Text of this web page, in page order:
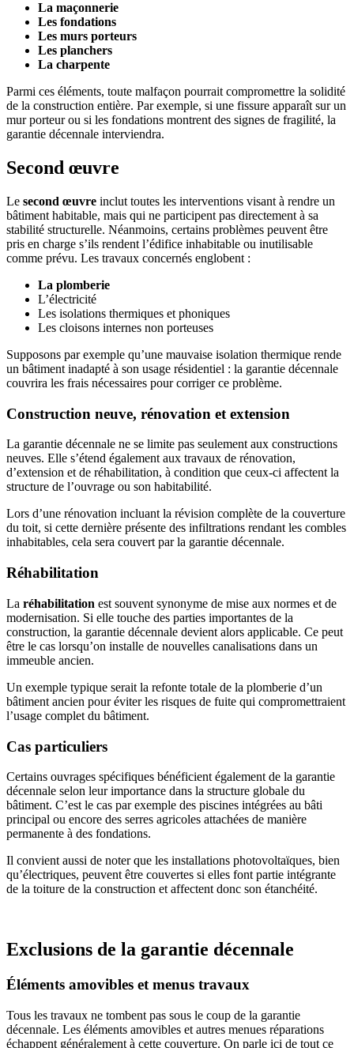
La maçonnerie
Les fondations
Les murs porteurs
Les planchers
La charpente
Parmi ces éléments, toute malfaçon pourrait compromettre la solidité
de la construction entière. Par exemple, si une fissure apparaît sur un
mur porteur ou si les fondations montrent des signes de fragilité, la
garantie décennale interviendra.
Second œuvre
Le second œuvre inclut toutes les interventions visant à rendre un
bâtiment habitable, mais qui ne participent pas directement à sa
stabilité structurelle. Néanmoins, certains problèmes peuvent être
pris en charge s’ils rendent l’édifice inhabitable ou inutilisable
comme prévu. Les travaux concernés englobent :
La plomberie
L’électricité
Les isolations thermiques et phoniques
Les cloisons internes non porteuses
Supposons par exemple qu’une mauvaise isolation thermique rende
un bâtiment inadapté à son usage résidentiel : la garantie décennale
couvrira les frais nécessaires pour corriger ce problème.
Construction neuve, rénovation et extension
La garantie décennale ne se limite pas seulement aux constructions
neuves. Elle s’étend également aux travaux de rénovation,
d’extension et de réhabilitation, à condition que ceux-ci affectent la
structure de l’ouvrage ou son habitabilité.
Lors d’une rénovation incluant la révision complète de la couverture
du toit, si cette dernière présente des infiltrations rendant les combles
inhabitables, cela sera couvert par la garantie décennale.
Réhabilitation
La réhabilitation est souvent synonyme de mise aux normes et de
modernisation. Si elle touche des parties importantes de la
construction, la garantie décennale devient alors applicable. Ce peut
être le cas lorsqu’on installe de nouvelles canalisations dans un
immeuble ancien.
Un exemple typique serait la refonte totale de la plomberie d’un
bâtiment ancien pour éviter les risques de fuite qui compromettraient
l’usage complet du bâtiment.
Cas particuliers
Certains ouvrages spécifiques bénéficient également de la garantie
décennale selon leur importance dans la structure globale du
bâtiment. C’est le cas par exemple des piscines intégrées au bâti
principal ou encore des serres agricoles attachées de manière
permanente à des fondations.
Il convient aussi de noter que les installations photovoltaïques, bien
qu’électriques, peuvent être couvertes si elles font partie intégrante
de la toiture de la construction et affectent donc son étanchéité.
Exclusions de la garantie décennale
Éléments amovibles et menus travaux
Tous les travaux ne tombent pas sous le coup de la garantie
décennale. Les éléments amovibles et autres menues réparations
échappent généralement à cette couverture. On parle ici de tout ce